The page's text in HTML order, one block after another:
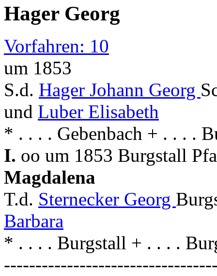
Hager Georg
Vorfahren: 10
um 1853
S.d. Hager Johann Georg
und Luber Elisabeth
* . . . . Gebenbach + . . . .
I. oo um 1853 Burgstall
Magdalena
T.d. Sternecker Georg
Barbara
* . . . . Burgstall + . . . .